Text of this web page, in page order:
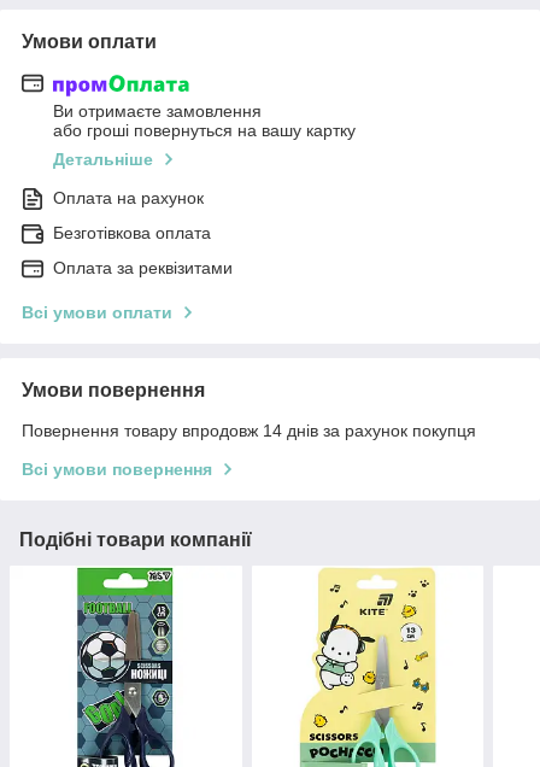
Умови оплати
Ви отримаєте замовлення
або гроші повернуться на вашу картку
Детальніше
Оплата на рахунок
Безготівкова оплата
Оплата за реквізитами
Всі умови оплати
Умови повернення
Повернення товару впродовж 14 днів за рахунок покупця
Всі умови повернення
Подібні товари компанії